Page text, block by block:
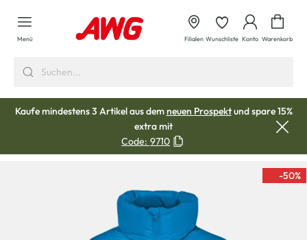
springen
Menü Filialen Wunschliste Konto Warenkorb
Kaufe mindestens 3 Artikel aus demneuen Prospektund spare 15%
extra mit
Code: 9710
-50%